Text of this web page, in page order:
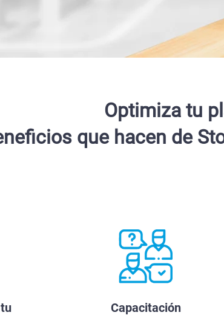
Capacitación
Optimiza tu
que hacen de